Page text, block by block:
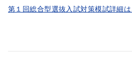
第１回総合型選抜入試対策模試詳細は